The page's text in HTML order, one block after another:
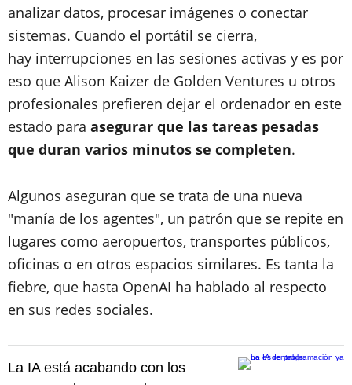
analizar datos, procesar imágenes o conectar
sistemas. Cuando el portátil se cierra,
hay interrupciones en las sesiones activas y es por
eso que Alison Kaizer de Golden Ventures u otros
profesionales prefieren dejar el ordenador en este
estado para asegurar que las tareas pesadas
que duran varios minutos se completen.
Algunos aseguran que se trata de una nueva
"manía de los agentes", un patrón que se repite en
lugares como aeropuertos, transportes públicos,
oficinas o en otros espacios similares. Es tanta la
fiebre, que hasta OpenAI ha hablado al respecto
en sus redes sociales.
La IA está acabando con los